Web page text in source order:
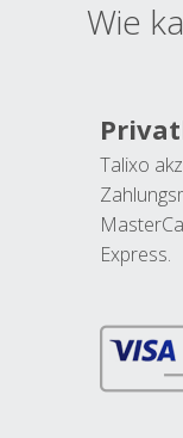
Wie
Talixo
Express.